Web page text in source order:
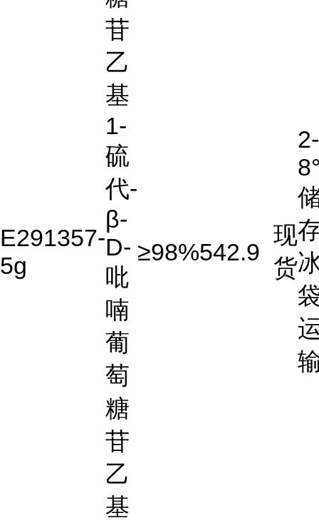
苷
E291357-
5g
乙
基
1-
硫
代-
β-
D-
吡
喃
葡
萄
糖
苷
≥98%542.9
现
货
2-
乙
基